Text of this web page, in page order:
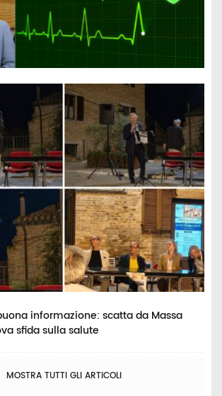
informazione: scatta da Massa
sfida sulla salute
MOSTRA TUTTI GLI ARTICOLI